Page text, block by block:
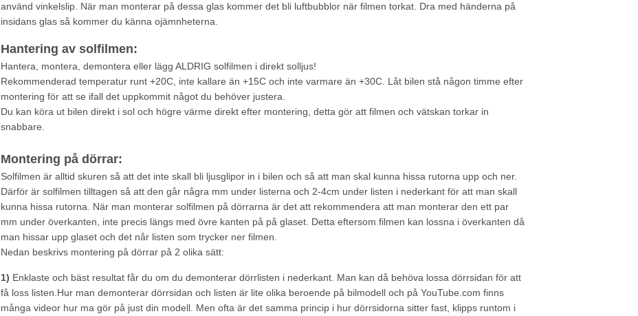
använd vinkelslip. När man monterar på dessa glas kommer det bli luftbubblor när filmen torkat. Dra med händerna på
insidans glas så kommer du känna ojämnheterna.
Hantering av solfilmen:
Hantera, montera, demontera eller lägg ALDRIG solfilmen i direkt solljus!
Rekommenderad temperatur runt +20C, inte kallare än +15C och inte varmare än +30C. Låt bilen stå någon timme efter
montering för att se ifall det uppkommit något du behöver justera.
Du kan köra ut bilen direkt i sol och högre värme direkt efter montering, detta gör att filmen och vätskan torkar in
snabbare.
Montering på dörrar:
Solfilmen är alltid skuren så att det inte skall bli ljusglipor in i bilen och så att man skal kunna hissa rutorna upp och ner.
Därför är solfilmen tilltagen så att den går några mm under listerna och 2-4cm under listen i nederkant för att man skall
kunna hissa rutorna. När man monterar solfilmen på dörrarna är det att rekommendera att man monterar den ett par
mm under överkanten, inte precis längs med övre kanten på på glaset. Detta eftersom filmen kan lossna i överkanten då
man hissar upp glaset och det når listen som trycker ner filmen.
Nedan beskrivs montering på dörrar på 2 olika sätt:
1) Enklaste och bäst resultat får du om du demonterar dörrlisten i nederkant. Man kan då behöva lossa dörrsidan för att
få loss listen.Hur man demonterar dörrsidan och listen är lite olika beroende på bilmodell och på YouTube.com finns
många videor hur ma gör på just din modell. Men ofta är det samma princip i hur dörrsidorna sitter fast, klipps runtom i